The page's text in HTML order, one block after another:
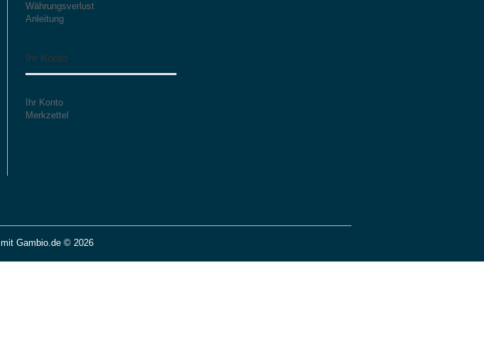
Währungsverlust
Anleitung
Ihr Konto
Ihr Konto
Merkzettel
mit Gambio.de © 2026